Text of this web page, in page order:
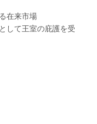
在来市場
して王室の庇護を受